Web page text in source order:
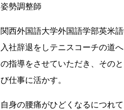
姿勢調整師
関西外国語大学外国語学部英米
入社辞退をしテニスコーチの道
の指導をさせていただき、その
び仕事に活かす。
自身の腰痛がひどくなるにつれ